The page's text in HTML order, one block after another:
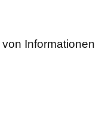
Informationen